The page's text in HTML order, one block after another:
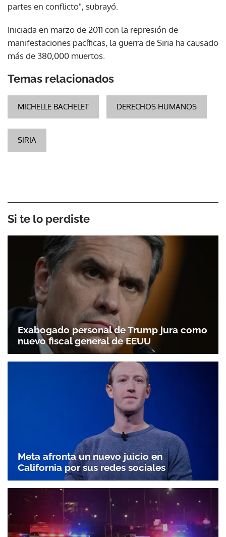
partes en conflicto", subrayó.
Iniciada en marzo de 2011 con la represión de
manifestaciones pacíficas, la guerra de Siria ha causado
más de 380,000 muertos.
Temas relacionados
MICHELLE BACHELET DERECHOS HUMANOS
SIRIA
Si te lo perdiste
Exabogado personal de Trump jura como
nuevo fiscal general de EEUU
Meta afronta un nuevo juicio en
California por sus redes sociales